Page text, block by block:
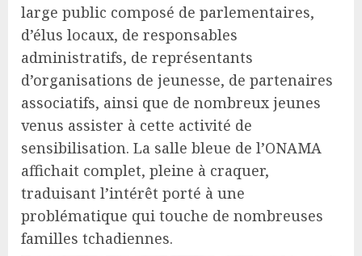
large public composé de parlementaires,
d’élus locaux, de responsables
administratifs, de représentants
d’organisations de jeunesse, de partenaires
associatifs, ainsi que de nombreux jeunes
venus assister à cette activité de
sensibilisation. La salle bleue de l’ONAMA
affichait complet, pleine à craquer,
traduisant l’intérêt porté à une
problématique qui touche de nombreuses
familles tchadiennes.